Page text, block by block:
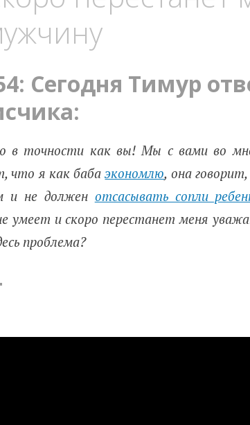
Сегодня Тимур
в точности как вы! Мы с вами во
что я как бабаэкономлю, она
и не должен отсасывать сопли
умеет и скоро перестанет меня
проблема?